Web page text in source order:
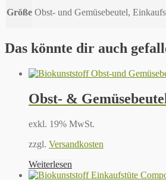
Größe Obst- und Gemüsebeutel,
Das könnte dir auch
Obst- &
exkl. 19% MwSt.
zzgl. Versandkosten
Weiterlesen